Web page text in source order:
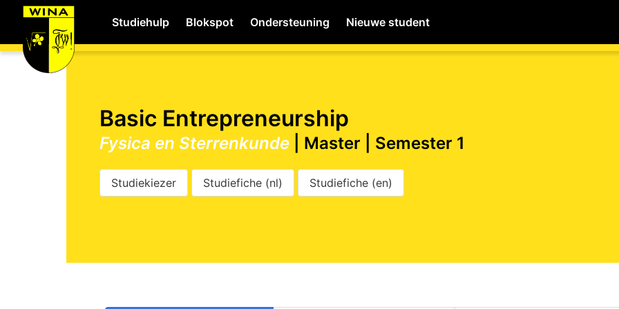
Studiehulp Blokspot Ondersteuning Nieuwe student
Career
Shop
Basic Entrepreneurship
Fysica en Sterrenkunde | Master | Semester 1
Studiekiezer Studiefiche (nl) Studiefiche (en)